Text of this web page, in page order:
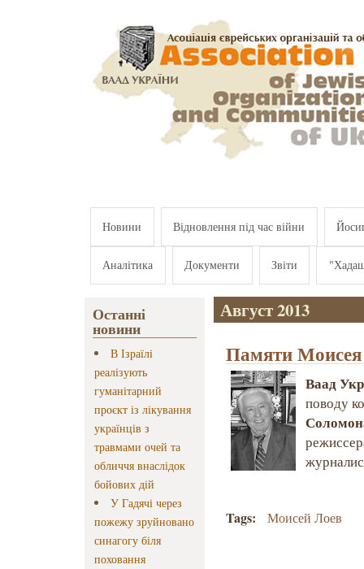
Новини Відновлення під час війни
Аналітика Документи Звіти
Останні
новини
В Ізраїлі
реалізують
гуманітарний
проєкт із лікування
українців з
травмами очей та
обличчя внаслідок
бойових дій
У Гадячі через
пожежу зруйновано
синагогу біля
поховання
Август 2013
Памяти
Ваад
поводу
Tags: Моисей Лоев